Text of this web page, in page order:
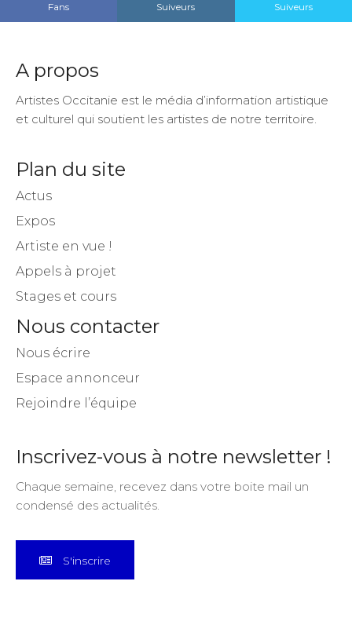
Fans
Suiveurs
Suiveurs
A propos
Artistes Occitanie est le média d’information artistique
et culturel qui soutient les artistes de notre territoire.
Plan du site
Actus
Expos
Artiste en vue !
Appels à projet
Stages et cours
Nous contacter
Nous écrire
Espace annonceur
Rejoindre l’équipe
Inscrivez-vous à notre newsletter !
Chaque semaine, recevez dans votre boite mail un
condensé des actualités.
S'inscrire